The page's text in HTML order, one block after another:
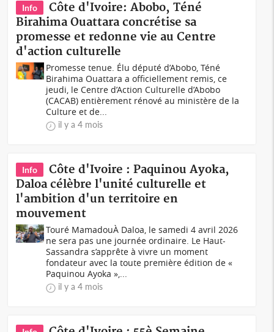
Info
Côte d'Ivoire: Abobo, Téné
Birahima Ouattara concrétise sa
promesse et redonne vie au Centre
d'action culturelle
Promesse tenue. Élu député d’Abobo, Téné
Birahima Ouattara a officiellement remis, ce
jeudi, le Centre d’Action Culturelle d’Abobo
(CACAB) entièrement rénové au ministère de la
Culture et de...
il y a 4 mois
Info
Côte d'Ivoire : Paquinou Ayoka,
Daloa célèbre l'unité culturelle et
l'ambition d'un territoire en
mouvement
Touré MamadouÀ Daloa, le samedi 4 avril 2026
ne sera pas une journée ordinaire. Le Haut-
Sassandra s’apprête à vivre un moment
fondateur avec la toute première édition de «
Paquinou Ayoka »,...
il y a 4 mois